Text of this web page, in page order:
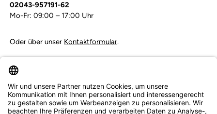
02043-957191-62
Mo-Fr: 09:00 – 17:00 Uhr
Oder über unser Kontaktformular.
Service & Beratung